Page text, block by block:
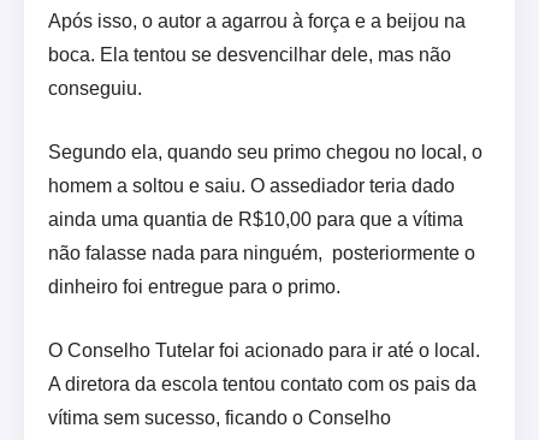
Após isso, o autor a agarrou à força e a beijou na
boca. Ela tentou se desvencilhar dele, mas não
conseguiu.
Segundo ela, quando seu primo chegou no local, o
homem a soltou e saiu. O assediador teria dado
ainda uma quantia de R$10,00 para que a vítima
não falasse nada para ninguém, posteriormente o
dinheiro foi entregue para o primo.
O Conselho Tutelar foi acionado para ir até o local.
A diretora da escola tentou contato com os pais da
vítima sem sucesso, ficando o Conselho